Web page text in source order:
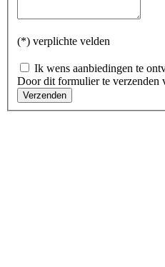
(*) verplichte velden
Ik wens aanbiedingen te
Door dit formulier te verzenden
Verzenden